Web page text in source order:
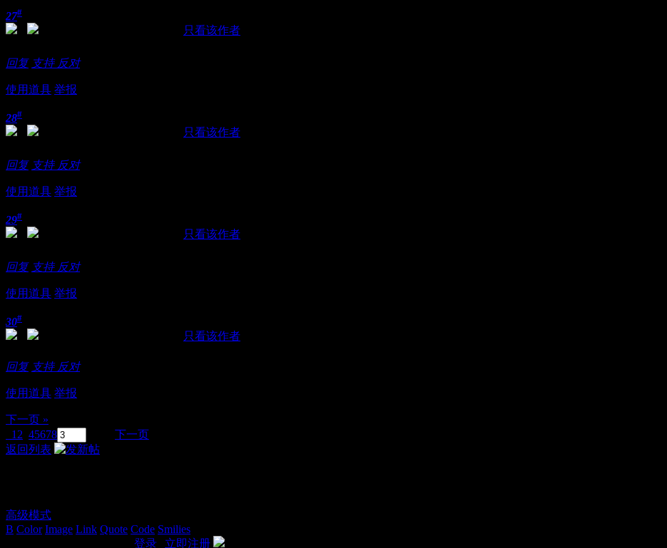
27#
只看该作者
回复 支持 反对
使用道具 举报
28#
只看该作者
回复 支持 反对
使用道具 举报
29#
只看该作者
回复 支持 反对
使用道具 举报
30#
只看该作者
回复 支持 反对
使用道具 举报
下一页 »
1 2 45678
下一页
返回列表
高级模式
B Color Image Link Quote Code Smilies
登录 立即注册